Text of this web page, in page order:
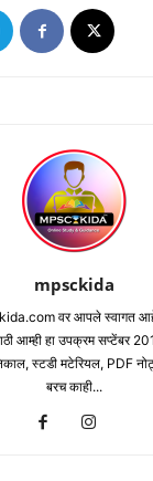
mpsckida
वर आपले स्वागत
आम्ही हा उपक्रम सप्टेंबर
स्टडी मटेरियल, PDF
बरच काही...